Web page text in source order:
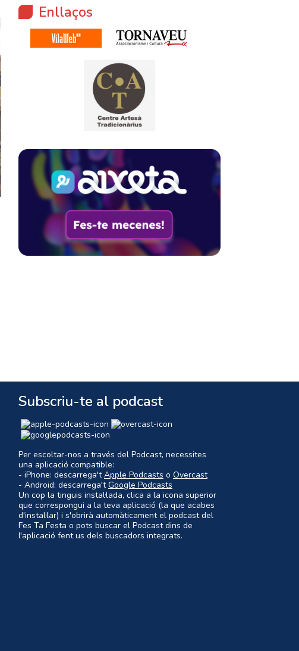
Enllaços
Subscriu-te al podcast
Per escoltar-nos a través del Podcast, necessites
una aplicació compatible:
- iPhone: descarrega'tApple Podcasts o Overcast
- Android: descarrega'tGoogle Podcasts
Un cop la tinguis instal·lada, clica a la icona superior
que correspongui a la teva aplicació (la que acabes
d'instal·lar) i s'obrirà automàticament el podcast del
Fes Ta Festa o pots buscar el Podcast dins de
l'aplicació fent us dels buscadors integrats.